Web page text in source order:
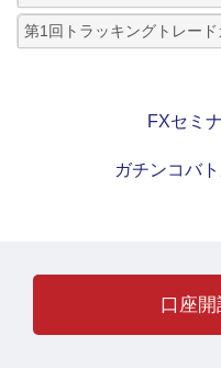
第1回トラッキングトレー
FXセミ
ガチンコバ
口座開